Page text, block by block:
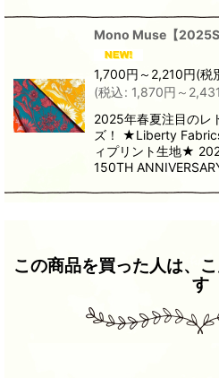
Mono Muse【
1,700円 ～2,210円(税
(税込: 1,870円 ～2,431
2025年春夏注目のレ
ズ！ ★Liberty
ィプリント生地★
150TH
この商品を買った人は、
す